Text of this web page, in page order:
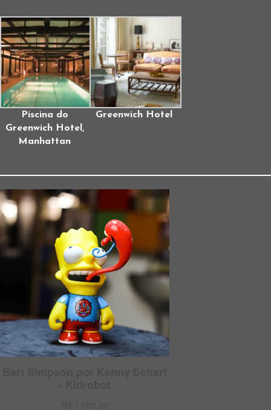
Piscina do
Greenwich Hotel,
Manhattan
Greenwich Hotel